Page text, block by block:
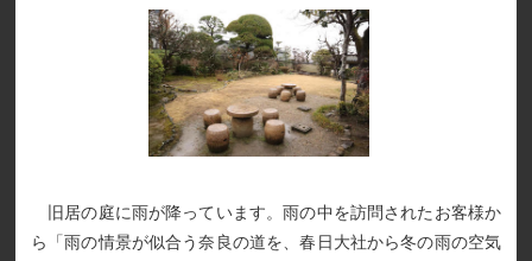
旧居の庭に雨が降っています。雨の中を訪問されたお客様か
ら「雨の情景が似合う奈良の道を、春日大社から冬の雨の空気